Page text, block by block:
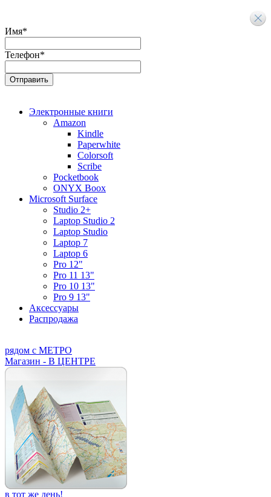
Имя*
Телефон*
Электронные книги
Amazon
Kindle
Paperwhite
Colorsoft
Scribe
Pocketbook
ONYX Boox
Microsoft Surface
Studio 2+
Laptop Studio 2
Laptop Studio
Laptop 7
Laptop 6
Pro 12"
Pro 11 13"
Pro 10 13"
Pro 9 13"
Аксессуары
Распродажа
рядом с МЕТРО
Магазин - В ЦЕНТРЕ
в тот же день!